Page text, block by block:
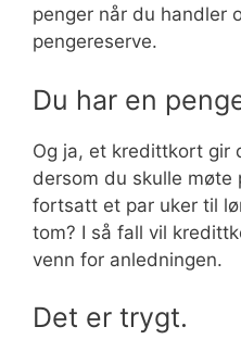
penger når du handler
pengereserve.
Du har en
Og ja, et kredittkort gir
dersom du skulle møte
fortsatt et par uker til
tom? I så fall vil
venn for anledningen.
Det er trygt.